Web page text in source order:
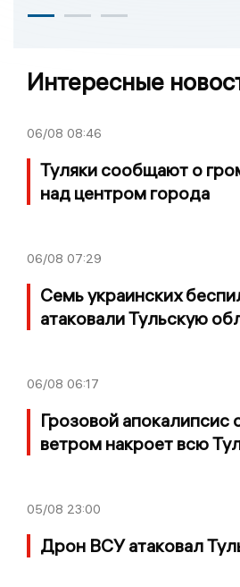
Интересные
06/08 08:46
Туляки сообщают о
над центром города
06/08 07:29
Семь украинских
атаковали Тульскую
06/08 06:17
Грозовой апокалипсис
ветром накроет всю
05/08 23:00
Дрон ВСУ атаковал